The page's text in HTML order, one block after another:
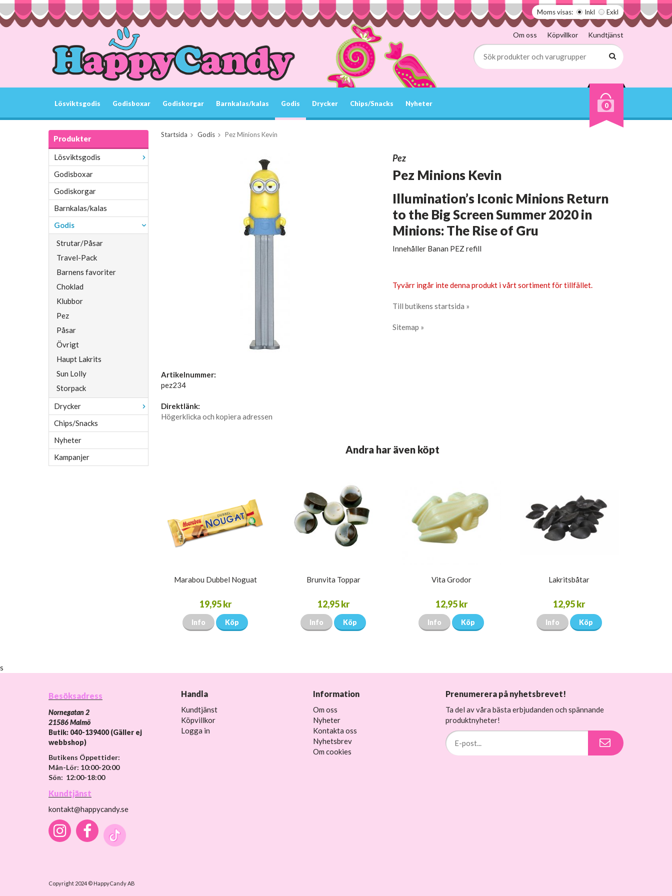
Moms visas: Inkl Exkl
Om oss Köpvillkor Kundtjänst
Lösviktsgodis Godisboxar Godiskorgar Barnkalas/kalas Godis Drycker Chips/Snacks Nyheter 0
Produkter
Lösviktsgodis
Godisboxar
Godiskorgar
Barnkalas/kalas
Godis
Strutar/Påsar
Travel-Pack
Barnens favoriter
Choklad
Klubbor
Pez
Påsar
Övrigt
Haupt Lakrits
Sun Lolly
Storpack
Drycker
Chips/Snacks
Nyheter
Kampanjer
Startsida Godis Pez Minions Kevin
Pez
Pez Minions Kevin
Illumination’s Iconic Minions Return
to the Big Screen Summer 2020 in
Minions: The Rise of Gru
Innehåller Banan PEZ refill
Tyvärr ingår inte denna produkt i vårt sortiment för tillfället.
Till butikens startsida »
Sitemap »
Artikelnummer:
pez234
Direktlänk:
Högerklicka och kopiera adressen
Andra har även köpt
Marabou Dubbel Noguat
19,95 kr
Info Köp
Brunvita Toppar
12,95 kr
Info Köp
Vita Grodor
12,95 kr
Info Köp
Lakritsbåtar
12,95 kr
Info Köp
s
Besöksadress
Nornegatan 2
21586 Malmö
Butik: 040-139400 (Gäller ej
webbshop)
Butikens Öppettider:
Mån-Lör: 10:00-20:00
Sön: 12:00-18:00
Kundtjänst
kontakt@happycandy.se
Copyright 2024 © HappyCandy AB
Handla
Kundtjänst
Köpvillkor
Logga in
Information
Om oss
Nyheter
Kontakta oss
Nyhetsbrev
Om cookies
Prenumerera på nyhetsbrevet!
Ta del av våra bästa erbjudanden och spännande
produktnyheter!